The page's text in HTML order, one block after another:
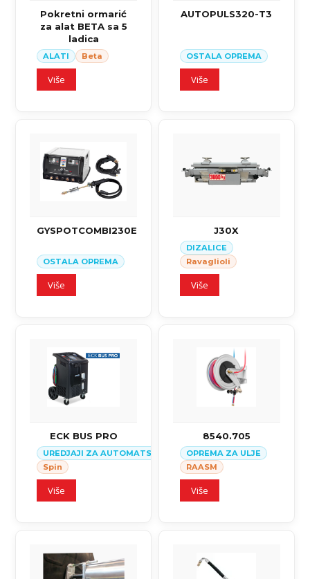
Pokretni ormarić
za alat BETA sa 5
ladica
ALATI Beta
Više
AUTOPULS320-T3
OSTALA OPREMA
Više
GYSPOTCOMBI230E
OSTALA OPREMA
Više
J30X
DIZALICE
Ravaglioli
Više
ECK BUS PRO
UREDJAJI ZA AUTOMATSKI SERVIS KLIMA SISTEMA U
Spin
Više
8540.705
OPREMA ZA ULJE
RAASM
Više